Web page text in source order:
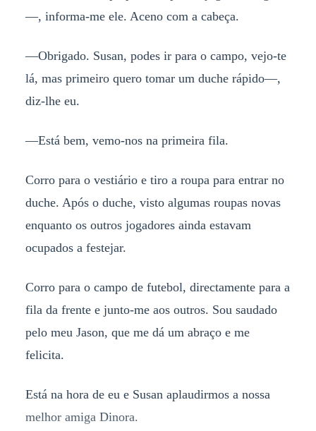
—, informa-me ele. Aceno com a cabeça.
—Obrigado. Susan, podes ir para o campo, vejo-te
lá, mas primeiro quero tomar um duche rápido—,
diz-lhe eu.
—Está bem, vemo-nos na primeira fila.
Corro para o vestiário e tiro a roupa para entrar no
duche. Após o duche, visto algumas roupas novas
enquanto os outros jogadores ainda estavam
ocupados a festejar.
Corro para o campo de futebol, directamente para a
fila da frente e junto-me aos outros. Sou saudado
pelo meu Jason, que me dá um abraço e me
felicita.
Está na hora de eu e Susan aplaudirmos a nossa
melhor amiga Dinora.